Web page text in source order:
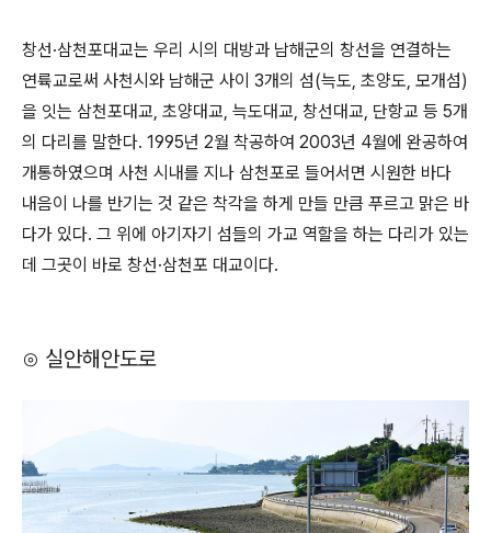
창선·삼천포대교는 우리 시의 대방과 남해군의 창선을 연결하는
연륙교로써 사천시와 남해군 사이 3개의 섬(늑도, 초양도, 모개섬)
을 잇는 삼천포대교, 초양대교, 늑도대교, 창선대교, 단항교 등 5개
의 다리를 말한다. 1995년 2월 착공하여 2003년 4월에 완공하여
개통하였으며 사천 시내를 지나 삼천포로 들어서면 시원한 바다
내음이 나를 반기는 것 같은 착각을 하게 만들 만큼 푸르고 맑은 바
다가 있다. 그 위에 아기자기 섬들의 가교 역할을 하는 다리가 있는
데 그곳이 바로 창선·삼천포 대교이다.
⊙ 실안해안도로